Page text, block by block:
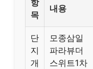
항
목
내용
단
지
개
모종삼일
파라뷰더
스위트1차